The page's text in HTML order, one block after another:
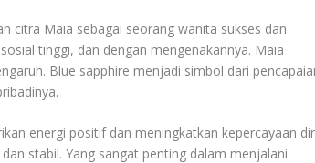
citra Maia sebagai seorang wanita sukses dan
tinggi, dan dengan mengenakannya. Maia
Blue sapphire menjadi simbol dari
energi positif dan meningkatkan kepercayaan
stabil. Yang sangat penting dalam menjalani